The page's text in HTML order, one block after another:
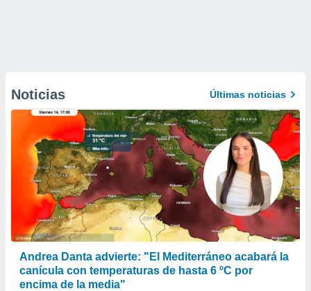
Noticias Últimas noticias
Andrea Danta advierte: "El Mediterráneo acabará la
canícula con temperaturas de hasta 6 ºC por
encima de la media"